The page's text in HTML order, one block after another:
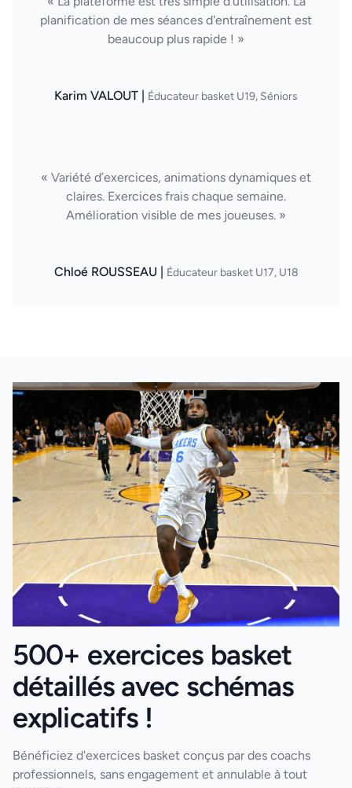
planification de mes séances d'entraînement est
beaucoup plus rapide ! »
Karim VALOUT | Éducateur basket U19, Séniors
« Variété d’exercices, animations dynamiques et
claires. Exercices frais chaque semaine.
Amélioration visible de mes joueuses. »
Chloé ROUSSEAU | Éducateur basket U17, U18
500+ exercices basket
détaillés avec schémas
explicatifs !
Bénéficiez d'exercices basket conçus par des coachs
professionnels, sans engagement et annulable à tout